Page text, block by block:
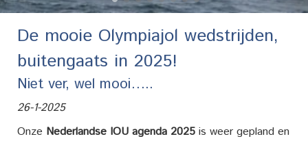
De mooie Olympiajol wedstrijden,
buitengaats in 2025!
Niet ver, wel mooi…..
26-1-2025
Onze Nederlandse IOU agenda 2025 is weer gepland en